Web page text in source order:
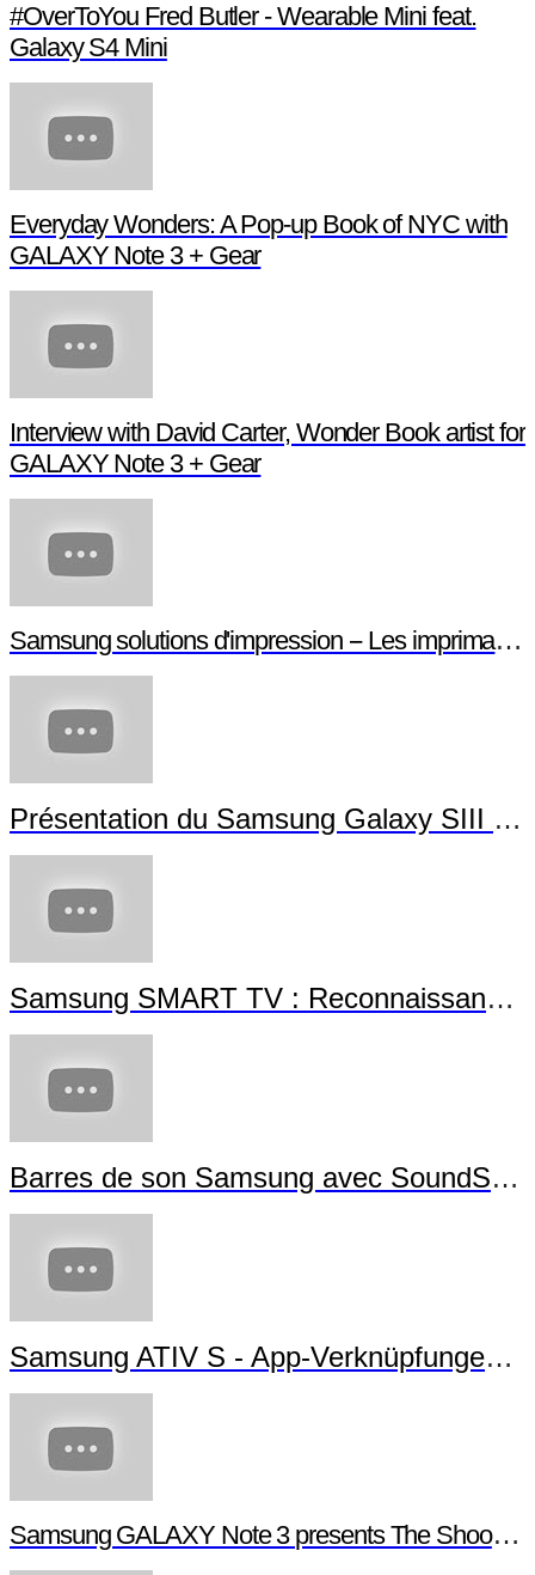
#OverToYou Fred Butler - Wearable Mini feat.
Galaxy S4 Mini
Everyday Wonders: A Pop-up Book of NYC with
GALAXY Note 3 + Gear
Interview with David Carter, Wonder Book artist for
GALAXY Note 3 + Gear
Samsung solutions d'impression -- Les imprimantes NFC
Présentation du Samsung Galaxy SIII Mini
Samsung SMART TV : Reconnaissance Gestuelle
Barres de son Samsung avec SoundShare
Samsung ATIV S - App-Verknüpfungen erstellen
Samsung GALAXY Note 3 presents The Shoot - Behind the scenes